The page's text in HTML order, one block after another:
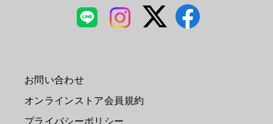
お問い合わせ
オンラインストア会員規約
プライバシーポリシー